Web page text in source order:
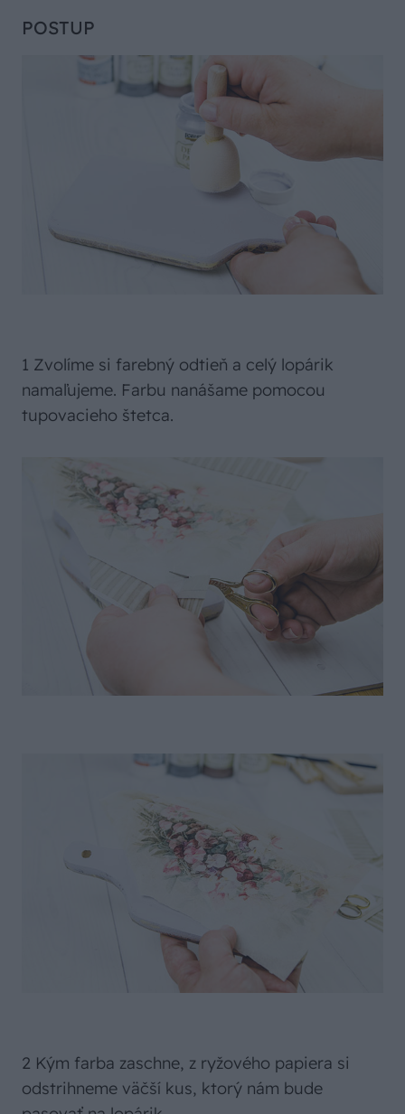
POSTUP
1 Zvolíme si farebný odtieň a celý lopárik
namaľujeme. Farbu nanášame pomocou
tupovacieho štetca.
2 Kým farba zaschne, z ryžového papiera si
odstrihneme väčší kus, ktorý nám bude